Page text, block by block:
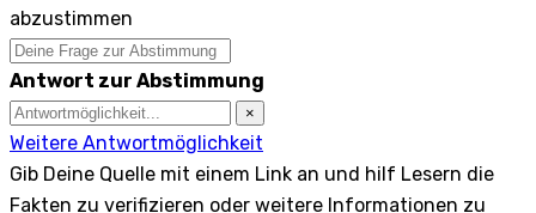
abzustimmen
Antwort zur Abstimmung
×
Weitere Antwortmöglichkeit
Gib Deine Quelle mit einem Link an und hilf Lesern die
Fakten zu verifizieren oder weitere Informationen zu